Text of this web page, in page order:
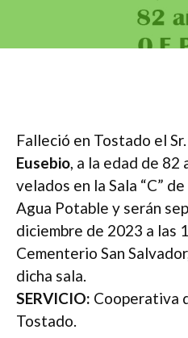
Falleció en Tostado el Sr.
Eusebio, a la edad de 82
velados en la Sala “C”
Agua Potable y serán
diciembre de 2023 a las
Cementerio San
dicha sala.
SERVICIO: Cooperativa
Tostado.